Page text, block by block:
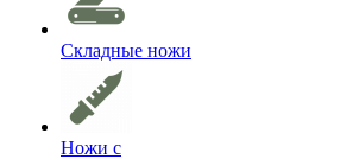
Складные ножи
Ножи с